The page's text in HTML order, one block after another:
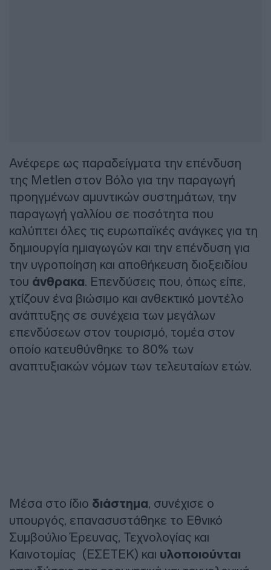
Ανέφερε ως παραδείγματα την επένδυση
της Metlen στον Βόλο για την παραγωγή
προηγμένων αμυντικών συστημάτων, την
παραγωγή γαλλίου σε ποσότητα που
καλύπτει όλες τις ευρωπαϊκές ανάγκες για τη
δημιουργία ημιαγωγών και την επένδυση για
την υγροποίηση και αποθήκευση διοξειδίου
του άνθρακα. Επενδύσεις που, όπως είπε,
χτίζουν ένα βιώσιμο και ανθεκτικό μοντέλο
ανάπτυξης σε συνέχεια των μεγάλων
επενδύσεων στον τουρισμό, τομέα στον
οποίο κατευθύνθηκε το 80% των
αναπτυξιακών νόμων των τελευταίων ετών.
Μέσα στο ίδιο διάστημα, συνέχισε ο
υπουργός, επανασυστάθηκε το Εθνικό
Συμβούλιο Έρευνας, Τεχνολογίας και
Καινοτομίας (ΕΣΕΤΕΚ) και υλοποιούνται